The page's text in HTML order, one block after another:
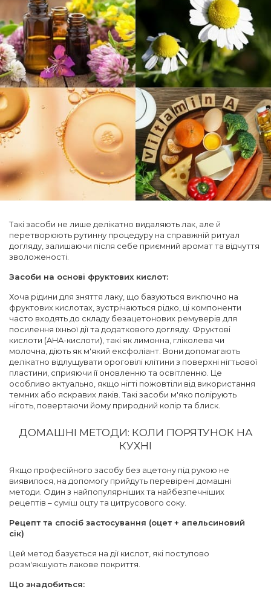
Такі засоби не лише делікатно видаляють лак, але й
перетворюють рутинну процедуру на справжній ритуал
догляду, залишаючи після себе приємний аромат та відчуття
зволоженості.
Засоби на основі фруктових кислот:
Хоча рідини для зняття лаку, що базуються виключно на
фруктових кислотах, зустрічаються рідко, ці компоненти
часто входять до складу безацетонових ремуверів для
посилення їхньої дії та додаткового догляду. Фруктові
кислоти (AHA-кислоти), такі як лимонна, гліколева чи
молочна, діють як м'який ексфоліант. Вони допомагають
делікатно відлущувати ороговілі клітини з поверхні нігтьової
пластини, сприяючи її оновленню та освітленню. Це
особливо актуально, якщо нігті пожовтіли від використання
темних або яскравих лаків. Такі засоби м'яко полірують
ніготь, повертаючи йому природний колір та блиск.
ДОМАШНІ МЕТОДИ: КОЛИ ПОРЯТУНОК НА
КУХНІ
Якщо професійного засобу без ацетону під рукою не
виявилося, на допомогу прийдуть перевірені домашні
методи. Один з найпопулярніших та найбезпечніших
рецептів – суміш оцту та цитрусового соку.
Рецепт та спосіб застосування (оцет + апельсиновий
сік)
Цей метод базується на дії кислот, які поступово
розм'якшують лакове покриття.
Що знадобиться: